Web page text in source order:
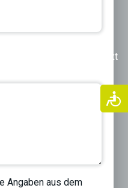
Next
Angaben aus dem